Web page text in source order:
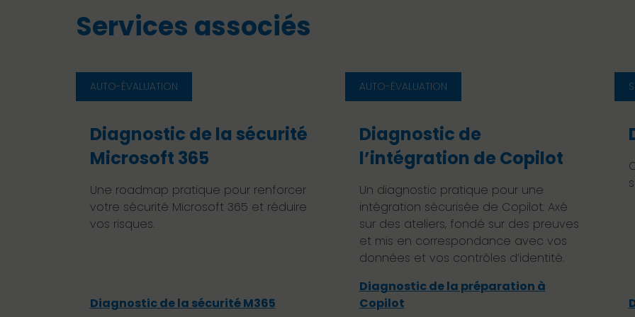
Services associés
AUTO-ÉVALUATION
Diagnostic de la sécurité
Microsoft 365
Une roadmap pratique pour renforcer
votre sécurité Microsoft 365 et réduire
vos risques.
Diagnostic de la sécurité M365
AUTO-ÉVALUATION
Diagnostic de
l’intégration de Copilot
Un diagnostic pratique pour une
intégration sécurisée de Copilot. Axé
sur des ateliers, fondé sur des preuves
et mis en correspondance avec vos
données et vos contrôles d’identité.
Diagnostic de la préparation à
Copilot